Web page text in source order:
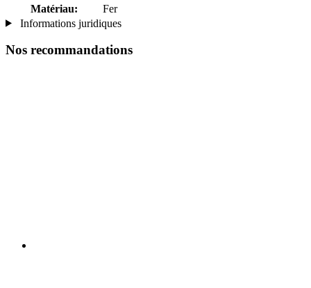
Matériau:
Fer
Informations juridiques
Nos recommandations